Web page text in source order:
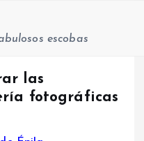
escobas
las
fotográficas